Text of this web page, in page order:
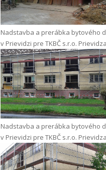
Nadstavba a prerábka bytového
v Prievidzi pre TKBČ s.r.o. Prievidza
Nadstavba a prerábka bytového
v Prievidzi pre TKBČ s.r.o. Prievidza